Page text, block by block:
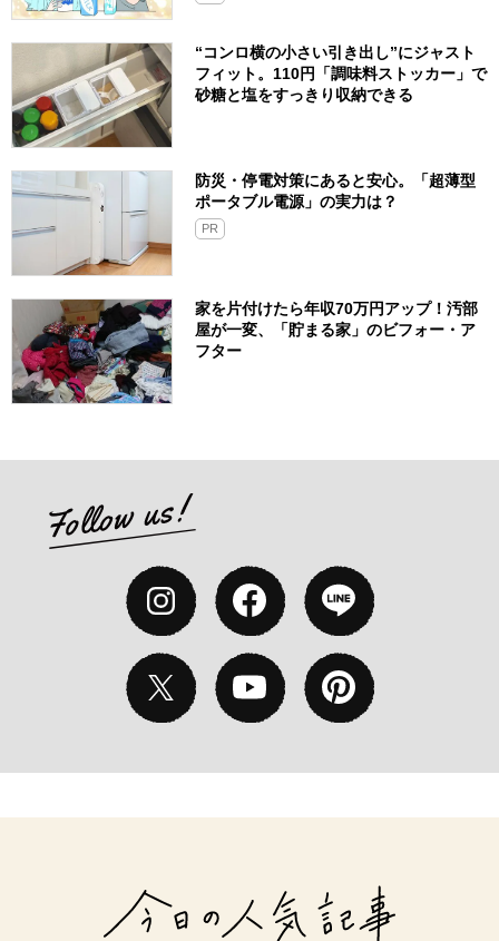
“コンロ横の小さい引き出し”にジャスト
フィット。110円「調味料ストッカー」で
砂糖と塩をすっきり収納できる
防災・停電対策にあると安心。「超薄型
ポータブル電源」の実力は？​
PR
家を片付けたら年収70万円アップ！汚部
屋が一変、「貯まる家」のビフォー・ア
フター